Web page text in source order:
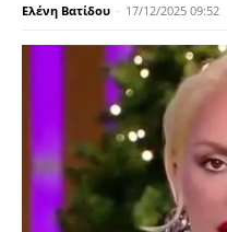
Ελένη Βατίδου - 17/12/2025 09:52